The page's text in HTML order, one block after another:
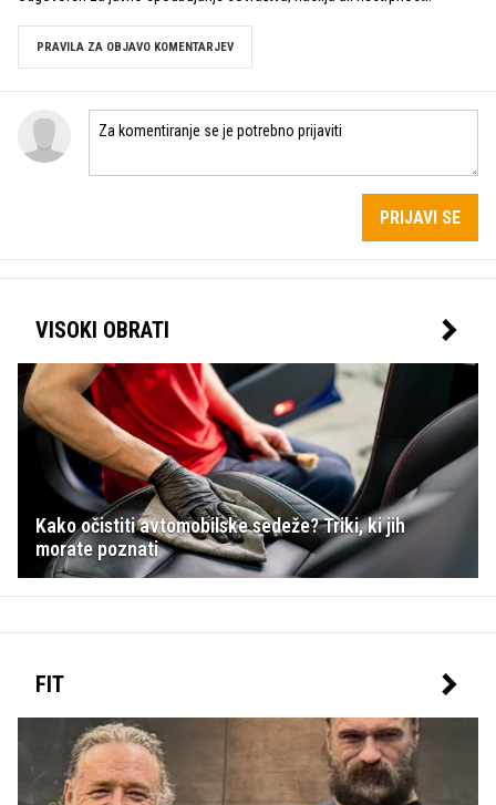
PRAVILA ZA OBJAVO KOMENTARJEV
PRIJAVI SE
VISOKI OBRATI
Kako očistiti avtomobilske sedeže? Triki, ki jih
morate poznati
FIT